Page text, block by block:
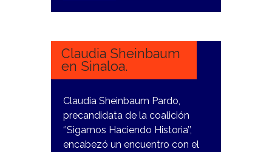
15
Claudia Sheinbaum
en Sinaloa.
Claudia Sheinbaum Pardo,
precandidata de la coalición
‘’Sigamos Haciendo Historia’’,
encabezó un encuentro con el